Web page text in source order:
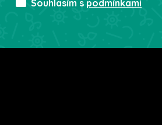
Souhlasím s podmínkami